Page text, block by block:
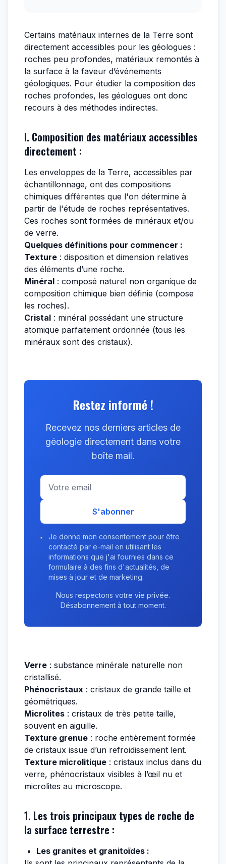
Certains matériaux internes de la Terre sont
directement accessibles pour les géologues :
roches peu profondes, matériaux remontés à
la surface à la faveur d’événements
géologiques. Pour étudier la composition des
roches profondes, les géologues ont donc
recours à des méthodes indirectes.
I. Composition des matériaux accessibles
directement :
Les enveloppes de la Terre, accessibles par
échantillonnage, ont des compositions
chimiques différentes que l'on détermine à
partir de l'étude de roches représentatives.
Ces roches sont formées de minéraux et/ou
de verre.
Quelques définitions pour commencer :
Texture : disposition et dimension relatives
des éléments d’une roche.
Minéral : composé naturel non organique de
composition chimique bien définie (compose
les roches).
Cristal : minéral possédant une structure
atomique parfaitement ordonnée (tous les
minéraux sont des cristaux).
Restez informé !
Recevez nos derniers articles de
géologie directement dans votre
boîte mail.
S'abonner
Je donne mon consentement pour être
contacté par e-mail en utilisant les
informations que j'ai fournies dans ce
formulaire à des fins d'actualités, de
mises à jour et de marketing.
Nous respectons votre vie privée.
Désabonnement à tout moment.
Verre : substance minérale naturelle non
cristallisé.
Phénocristaux : cristaux de grande taille et
géométriques.
Microlites : cristaux de très petite taille,
souvent en aiguille.
Texture grenue : roche entièrement formée
de cristaux issue d’un refroidissement lent.
Texture microlitique : cristaux inclus dans du
verre, phénocristaux visibles à l’œil nu et
microlites au microscope.
1. Les trois principaux types de roche de
la surface terrestre :
Les granites et granitoïdes :